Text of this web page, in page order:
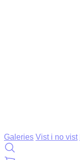
Galeries Vist i no vist